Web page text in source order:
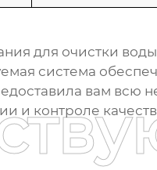
для очистки воды
система
вам
и контроле